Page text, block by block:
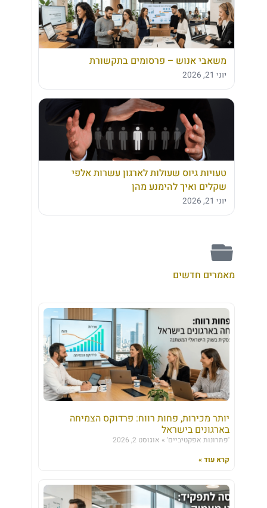
משאבי אנוש – פרסומים בתקשורת
יוני 21, 2026
טעויות גיוס שעולות לארגון עשרות אלפי
שקלים ואיך להימנע מהן
יוני 21, 2026
מאמרים חדשים
יותר מכירות, פחות רווח: פרדוקס הצמיחה
בארגונים בישראל
'פתרונות אפקטיביים'
אוגוסט 2, 2026
קרא עוד »